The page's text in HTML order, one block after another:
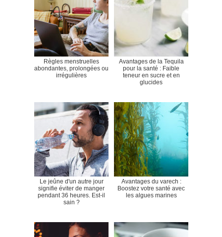
Règles menstruelles
abondantes, prolongées ou
irrégulières
Avantages de la Tequila
pour la santé : Faible
teneur en sucre et en
glucides
Le jeûne d'un autre jour
signifie éviter de manger
pendant 36 heures. Est-il
sain ?
Avantages du varech :
Boostez votre santé avec
les algues marines